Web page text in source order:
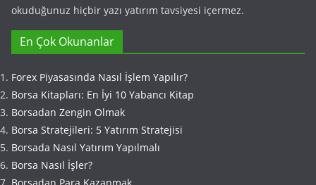
okuduğunuz hiçbir yazı yatırım tavsiyesi içermez.
En Çok Okunanlar
Forex Piyasasında Nasıl İşlem Yapılır?
Borsa Kitapları: En İyi 10 Yabancı Kitap
Borsadan Zengin Olmak
Borsa Stratejileri: 5 Yatırım Stratejisi
Borsada Nasıl Yatırım Yapılmalı
Borsa Nasıl İşler?